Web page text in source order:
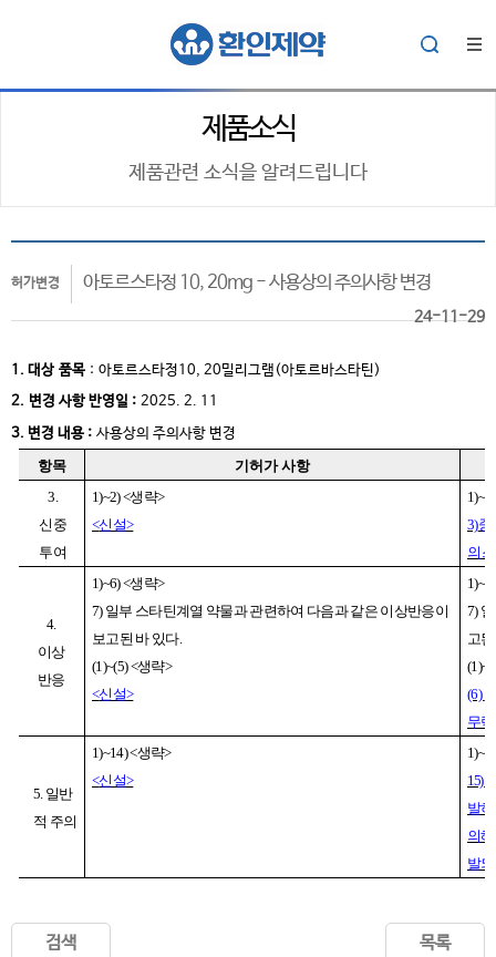
제품소식
제품관련 소식을 알려드립니다
허가변경 아토르스타정 10, 20mg - 사용상의 주의사항 변경
24-11-29
1. 대상 품목 : 아토르스타정10, 20밀리그램(아토르바스타틴)
2. 변경 사항 반영일 : 2025. 2. 11
3. 변경 내용 : 사용상의 주의사항 변경
항목
기허가 사항
3.
신중
투여
1)~2) <생략>
<신설>
3)중
의
4.
이상
반응
1)~6) <생략>
7) 일부 스타틴계열 약물과 관련하여 다음과 같은 이상반응이
보고된 바 있다.
(1)~(5) <생략>
<신설>
7)
고
(6)
무
5. 일반
적 주의
1)~14) <생략>
<신설>
15)
발
의
발
검색 목록